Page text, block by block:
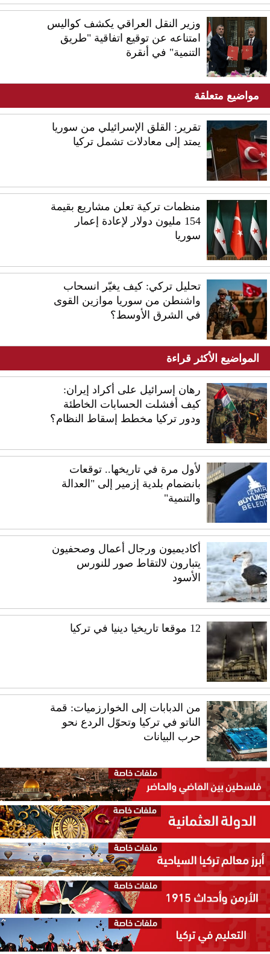
وزير النقل العراقي يكشف كواليس
امتناعه عن توقيع اتفاقية "طريق
التنمية" في أنقرة
مواضيع متعلقة
تقرير: القلق الإسرائيلي من سوريا
يمتد إلى معادلات تشمل تركيا
منظمات تركية تعلن مشاريع بقيمة
154 مليون دولار لإعادة إعمار
سوريا
تحليل تركي: كيف يغيّر انسحاب
واشنطن من سوريا موازين القوى
في الشرق الأوسط؟
المواضيع الأكثر قراءة
رهان إسرائيل على أكراد إيران:
كيف أفشلت الحسابات الخاطئة
ودور تركيا مخطط إسقاط النظام؟
لأول مرة في تاريخها.. توقعات
بانضمام بلدية إزمير إلى "العدالة
والتنمية"
أكاديميون ورجال أعمال وصحفيون
يتبارون لالتقاط صور للنورس
الأسود
12 موقعا تاريخيا دينيا في تركيا
من الدبابات إلى الخوارزميات: قمة
الناتو في تركيا وتحوّل الردع نحو
حرب البيانات